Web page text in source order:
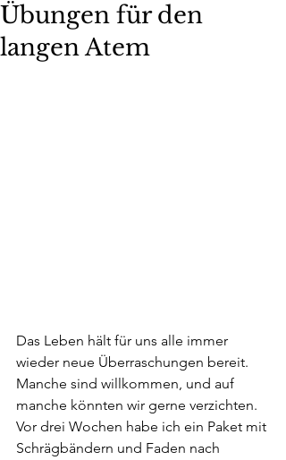
Übungen für den
langen Atem
Das Leben hält für uns alle immer
wieder neue Überraschungen bereit.
Manche sind willkommen, und auf
manche könnten wir gerne verzichten.
Vor drei Wochen habe ich ein Paket mit
Schrägbändern und Faden nach